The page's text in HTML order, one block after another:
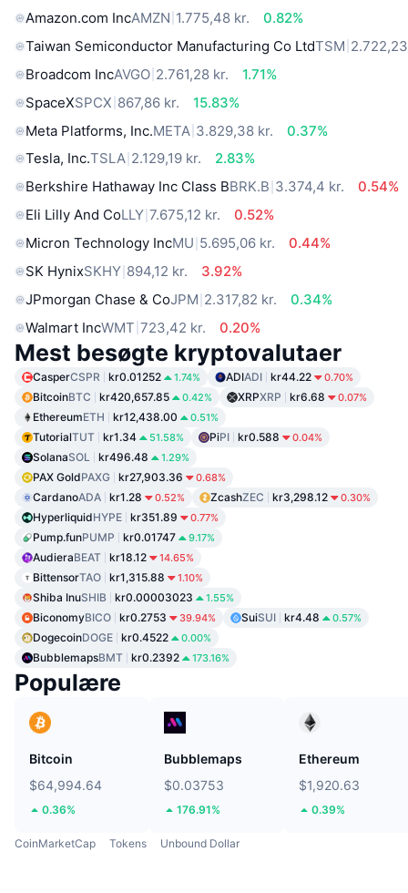
Amazon.com IncAMZN 1.775,48 kr.
0.82%
Taiwan Semiconductor Manufacturing Co LtdTSM
Broadcom IncAVGO 2.761,28 kr.
1.71%
SpaceXSPCX 867,86 kr.
15.83%
Meta Platforms, Inc.META 3.829,38 kr.
0.37%
Tesla, Inc.TSLA 2.129,19 kr.
2.83%
Berkshire Hathaway Inc Class BBRK.B 3.374,4 kr.
0.54%
Eli Lilly And CoLLY 7.675,12 kr.
0.52%
Micron Technology IncMU 5.695,06 kr.
0.44%
SK HynixSKHY 894,12 kr.
3.92%
JPmorgan Chase & CoJPM 2.317,82 kr.
0.34%
Walmart IncWMT 723,42 kr. 0.20%
Mest besøgte kryptovalutaer
CasperCSPR kr0.01252 1.74% ADIADI kr44.22 0.70%
BitcoinBTC kr420,657.85 0.42% XRPXRP kr6.68 0.07%
EthereumETH kr12,438.00 0.51%
TutorialTUT kr1.34 51.58% PiPI kr0.588 0.04%
SolanaSOL kr496.48 1.29%
PAX GoldPAXG kr27,903.36 0.68%
CardanoADA kr1.28 0.52% ZcashZEC kr3,298.12 0.30%
HyperliquidHYPE kr351.89 0.77%
Pump.funPUMP kr0.01747 9.17%
AudieraBEAT kr18.12 14.65%
BittensorTAO kr1,315.88 1.10%
Shiba InuSHIB kr0.00003023 1.55%
BiconomyBICO kr0.2753 39.94% SuiSUI kr4.48 0.57%
DogecoinDOGE kr0.4522 0.00%
BubblemapsBMT kr0.2392 173.16%
Populære
Bitcoin
$64,994.64
0.36%
Bubblemaps
$0.03753
176.91%
Ethereum
$1,920.63
0.39%
CoinMarketCap Tokens Unbound Dollar